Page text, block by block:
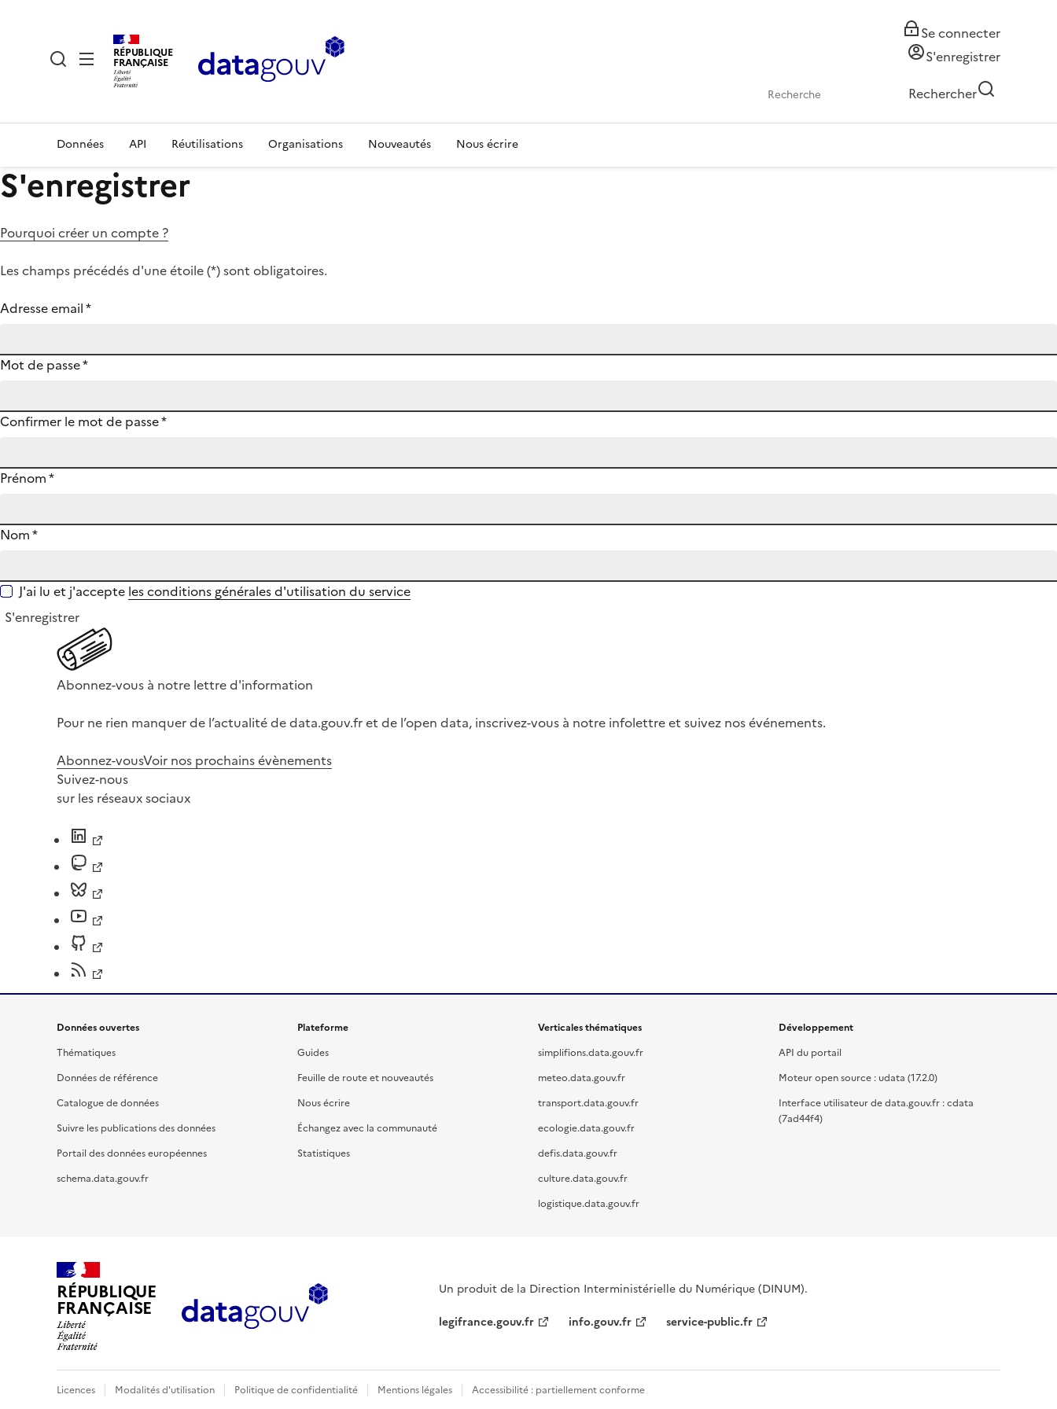
RÉPUBLIQUE
FRANÇAISE
Se connecter
S'enregistrer
Rechercher
Données API Réutilisations Organisations Nouveautés Nous écrire
S'enregistrer
Pourquoi créer un compte ?
Les champs précédés d'une étoile (*) sont obligatoires.
Adresse email*
Mot de passe*
Confirmer le mot de passe*
Prénom*
Nom*
J'ai lu et j'accepte les conditions générales d'utilisation du service
S'enregistrer
Abonnez-vous à notre lettre d'information
Pour ne rien manquer de l’actualité de data.gouv.fr et de l’open data, inscrivez-vous à notre infolettre et suivez nos événements.
Abonnez-vousVoir nos prochains évènements
Suivez-nous
sur les réseaux sociaux
Données ouvertes
Thématiques
Données de référence
Catalogue de données
Suivre les publications des données
Portail des données européennes
schema.data.gouv.fr
Plateforme
Guides
Feuille de route et nouveautés
Nous écrire
Échangez avec la communauté
Statistiques
Verticales thématiques
simplifions.data.gouv.fr
meteo.data.gouv.fr
transport.data.gouv.fr
ecologie.data.gouv.fr
defis.data.gouv.fr
culture.data.gouv.fr
logistique.data.gouv.fr
Développement
API du portail
Moteur open source : udata (17.2.0)
Interface utilisateur de data.gouv.fr : cdata
(7ad44f4)
RÉPUBLIQUE
FRANÇAISE
Un produit de la Direction Interministérielle du Numérique (DINUM).
legifrance.gouv.fr
info.gouv.fr service-public.fr
Licences Modalités d'utilisation Politique de confidentialité Mentions légales Accessibilité : partiellement conforme